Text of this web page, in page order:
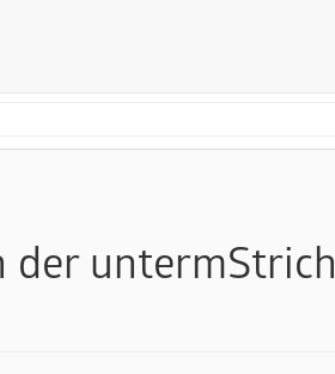
der untermStrich